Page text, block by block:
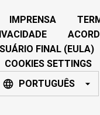
IMPRENSA
FINAL (EULA)
COOKIES SETTINGS
PORTUGUÊS